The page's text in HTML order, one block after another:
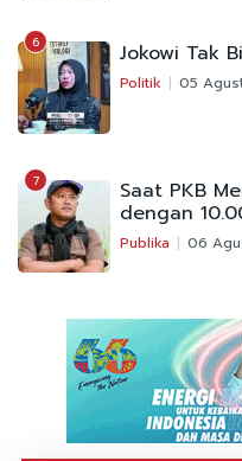
6 Jokowi Tak
Politik 05
7 Saat PKB
dengan
Publika 06